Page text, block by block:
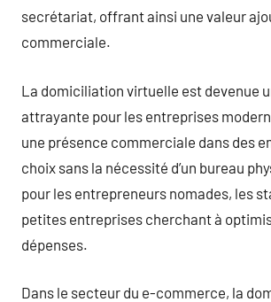
secrétariat, offrant ainsi une valeur
commerciale.
La domiciliation virtuelle est devenue
attrayante pour les entreprises
une présence commerciale dans des
choix sans la nécessité d’un bureau
pour les entrepreneurs nomades, les
petites entreprises cherchant à
dépenses.
Dans le secteur du e-commerce, la